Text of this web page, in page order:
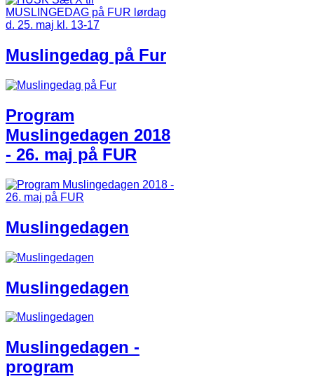
Muslingedag på Fur​
Program
Muslingedagen 2018
- 26. maj på FUR
Muslingedagen
Muslingedagen
Muslingedagen -
program